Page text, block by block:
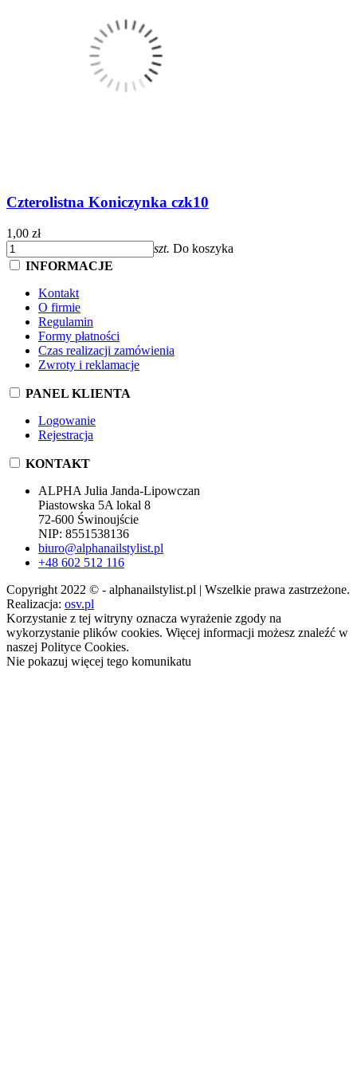
Czterolistna Koniczynka czk10
1,00 zł
szt. Do koszyka
INFORMACJE
Kontakt
O firmie
Regulamin
Formy płatności
Czas realizacji zamówienia
Zwroty i reklamacje
PANEL KLIENTA
Logowanie
Rejestracja
KONTAKT
ALPHA Julia Janda-Lipowczan
Piastowska 5A lokal 8
72-600 Świnoujście
NIP: 8551538136
biuro@alphanailstylist.pl
+48 602 512 116
Copyright 2022 © - alphanailstylist.pl | Wszelkie prawa zastrzeżone.
Realizacja: osv.pl
Korzystanie z tej witryny oznacza wyrażenie zgody na
wykorzystanie plików cookies. Więcej informacji możesz znaleźć w
naszej Polityce Cookies.
Nie pokazuj więcej tego komunikatu